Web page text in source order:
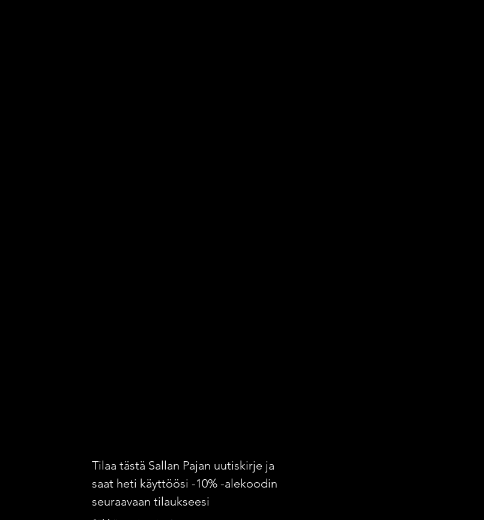
Tilaa tästä Sallan Pajan uutiskirje ja
saat heti käyttöösi -10% -alekoodin
seuraavaan tilaukseesi